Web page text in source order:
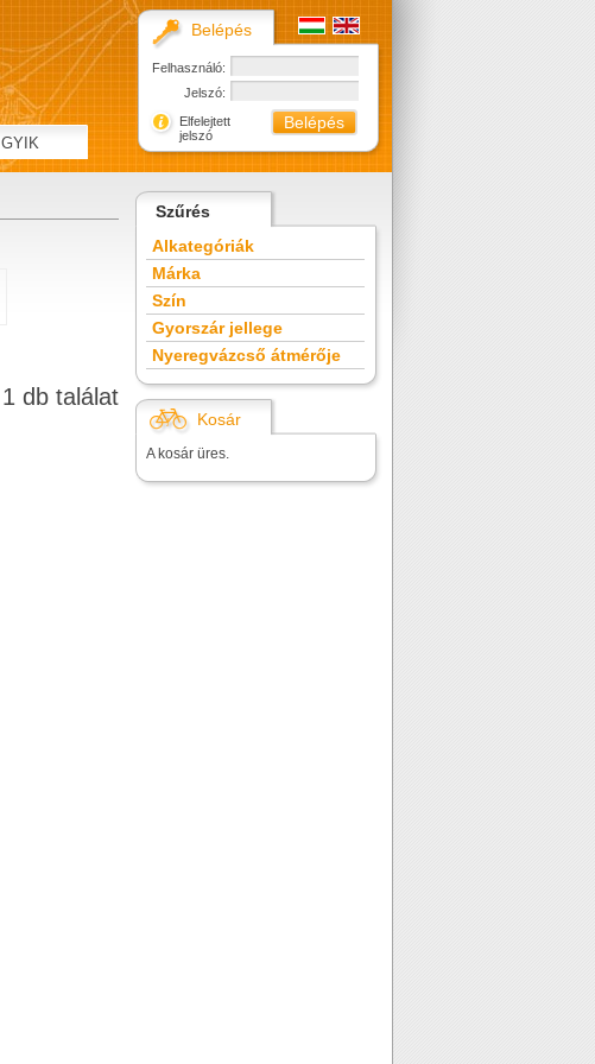
1 db találat
Szűrés
Alkategóriák
Márka
Szín
Gyorszár jellege
Nyeregvázcső átmérője
Kosár
A kosár üres.
Belépés
Felhasználó:
Jelszó:
Elfelejtett
jelszó
GYIK